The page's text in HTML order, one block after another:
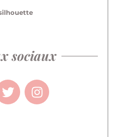
sociaux